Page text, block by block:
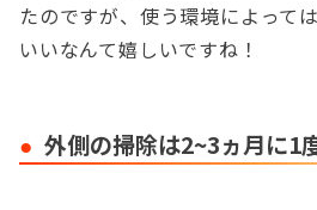
たのですが、使う環境によって
いいなんて嬉しいですね！
外側の掃除は2~3ヵ月に1